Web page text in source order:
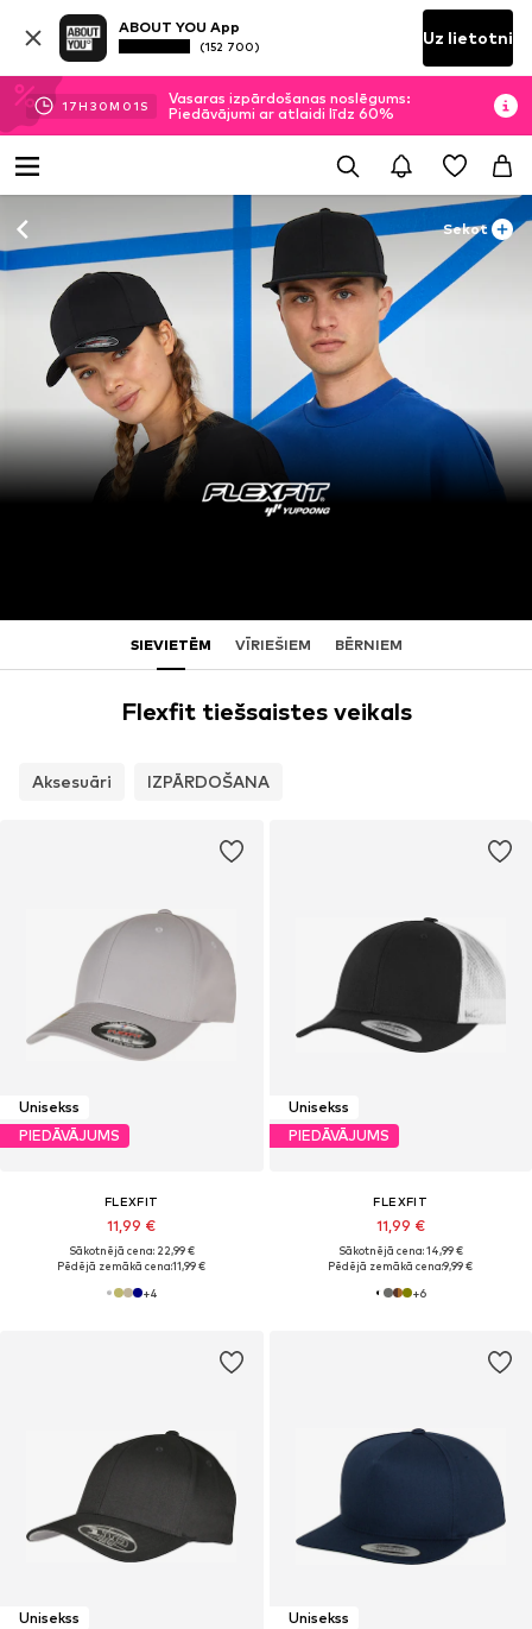
ABOUT YOU App
(152 700) Uz lietotni
17H 30M 00S
Vasaras izpārdošanas noslēgums:
Piedāvājumi ar atlaidi līdz 60%
Sekot
SIEVIETĒM VĪRIEŠIEM BĒRNIEM
Flexfit tiešsaistes veikals
Aksesuāri IZPĀRDOŠANA
Unisekss
PIEDĀVĀJUMS
FLEXFIT
11,99 €
Sākotnējā cena: 22,99 €
Pēdējā zemākā cena:11,99 €
+4
Unisekss
PIEDĀVĀJUMS
FLEXFIT
11,99 €
Sākotnējā cena: 14,99 €
Pēdējā zemākā cena:9,99 €
+6
Unisekss
Unisekss